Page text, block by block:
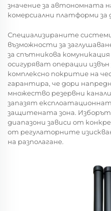
значение за автономната
комерсиални платформи за
Специализираните
възможности за
за спътникова
осигуряват операции извън
комплексно покритие на
гарантира, че дори
множество резервни
запазят
защитената зона.
диапазони зависи от
от регулаторните
на разполагане.